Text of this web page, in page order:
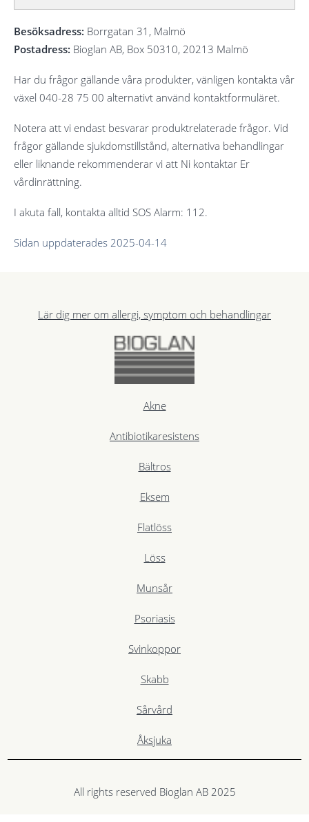
Besöksadress: Borrgatan 31, Malmö
Postadress: Bioglan AB, Box 50310, 20213 Malmö
Har du frågor gällande våra produkter, vänligen kontakta vår
växel 040-28 75 00 alternativt använd kontaktformuläret.
Notera att vi endast besvarar produktrelaterade frågor. Vid
frågor gällande sjukdomstillstånd, alternativa behandlingar
eller liknande rekommenderar vi att Ni kontaktar Er
vårdinrättning.
I akuta fall, kontakta alltid SOS Alarm: 112.
Sidan uppdaterades 2025-04-14
Lär dig mer om allergi, symptom och behandlingar
Akne
Antibiotikaresistens
Bältros
Eksem
Flatlöss
Löss
Munsår
Psoriasis
Svinkoppor
Skabb
Sårvård
Åksjuka
All rights reserved Bioglan AB 2025